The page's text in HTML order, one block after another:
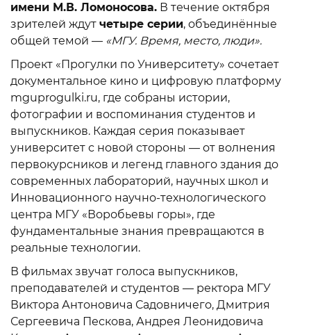
имени М.В. Ломоносова. В течение октября
зрителей ждут четыре серии, объединённые
общей темой — «МГУ. Время, место, люди».
Проект «Прогулки по Университету» сочетает
документальное кино и цифровую платформу
mguprogulki.ru, где собраны истории,
фотографии и воспоминания студентов и
выпускников. Каждая серия показывает
университет с новой стороны — от волнения
первокурсников и легенд главного здания до
современных лабораторий, научных школ и
Инновационного научно-технологического
центра МГУ «Воробьевы горы», где
фундаментальные знания превращаются в
реальные технологии.
В фильмах звучат голоса выпускников,
преподавателей и студентов — ректора МГУ
Виктора Антоновича Садовничего, Дмитрия
Сергеевича Пескова, Андрея Леонидовича